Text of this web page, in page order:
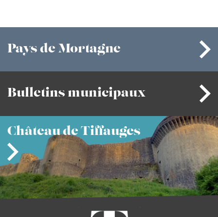
Pays de Mortagne
Bulletins municipaux
Châteaude Tiffauges